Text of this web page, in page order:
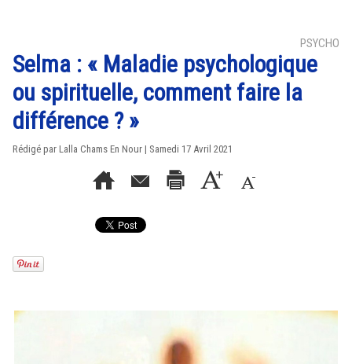
PSYCHO
Selma : « Maladie psychologique
ou spirituelle, comment faire la
différence ? »
Rédigé par Lalla Chams En Nour | Samedi 17 Avril 2021